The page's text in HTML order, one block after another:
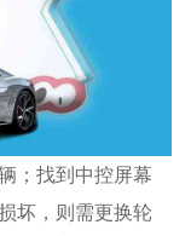
；找到中控屏幕
坏，则需更换轮